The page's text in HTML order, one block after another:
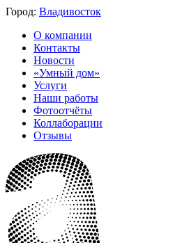
Город: Владивосток
О компании
Контакты
Новости
«Умный дом»
Услуги
Наши работы
Фотоотчёты
Коллаборации
Отзывы